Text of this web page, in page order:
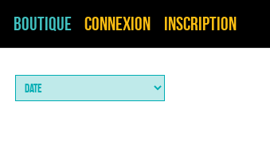
Boutique Connexion Inscription